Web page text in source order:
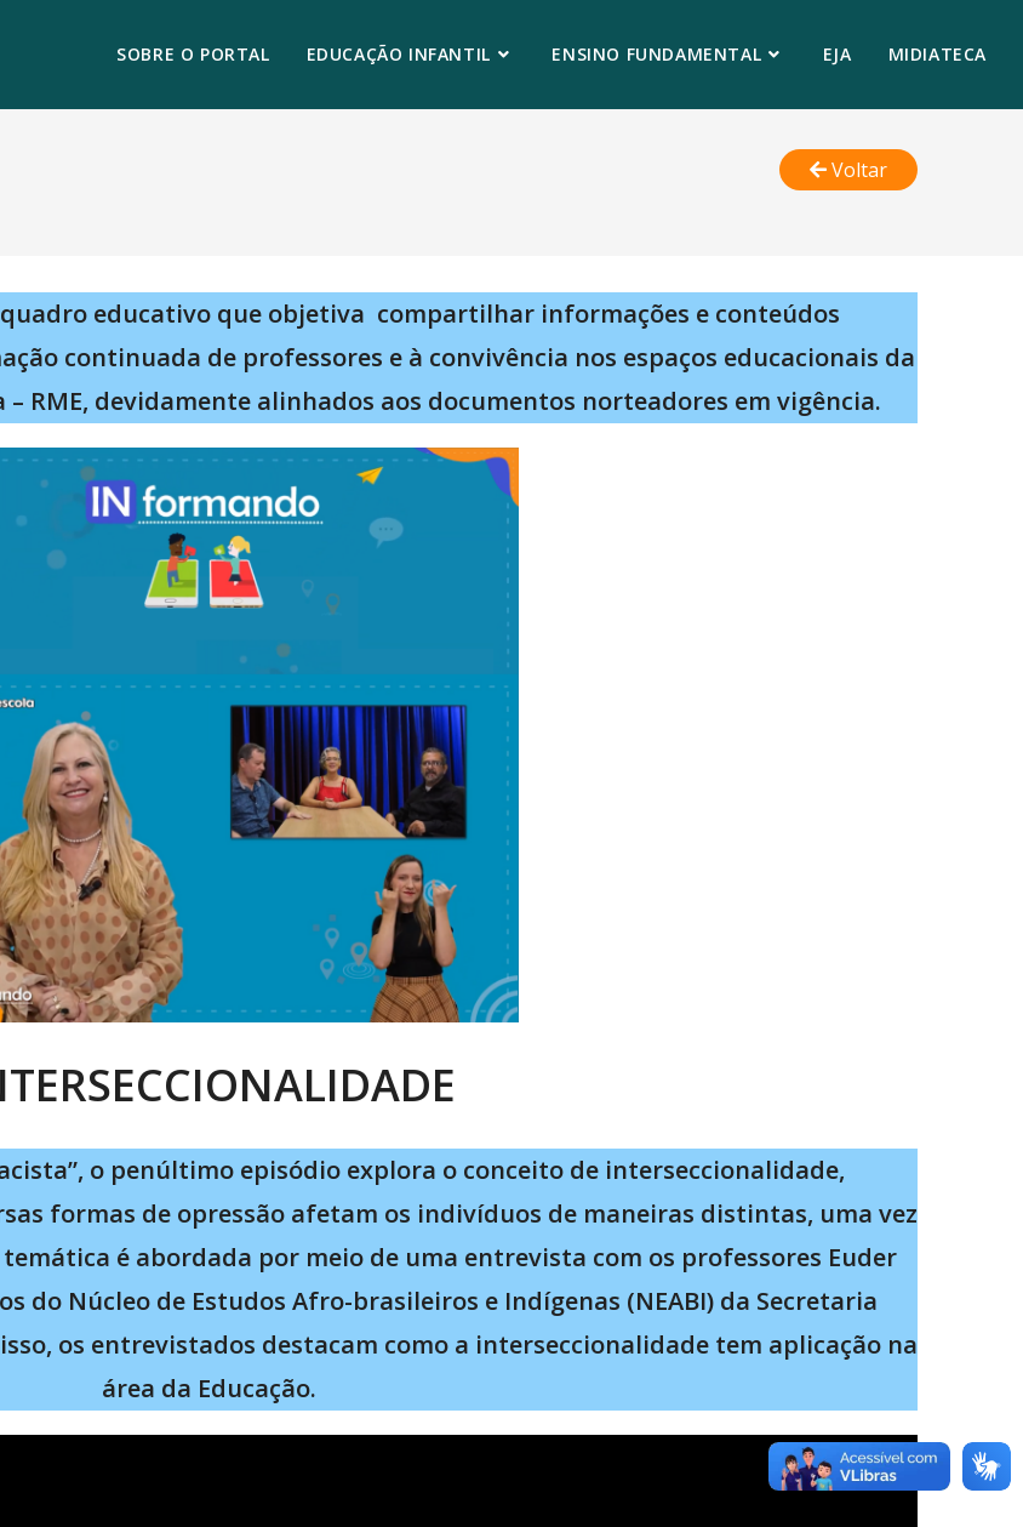
SOBRE O PORTAL EDUCAÇÃO INFANTIL ENSINO FUNDAMENTAL EJA MIDIATECA
Voltar
educativo que objetiva compartilhar informações e conteúdos
continuada de professores e à convivência nos espaços educacionais da
– RME, devidamente alinhados aos documentos norteadores em vigência.
o penúltimo episódio explora o conceito de interseccionalidade,
formas de opressão afetam os indivíduos de maneiras distintas, uma vez
é abordada por meio de uma entrevista com os professores Euder
do Núcleo de Estudos Afro-brasileiros e Indígenas (NEABI) da Secretaria
os entrevistados destacam como a interseccionalidade tem aplicação na
área da Educação.